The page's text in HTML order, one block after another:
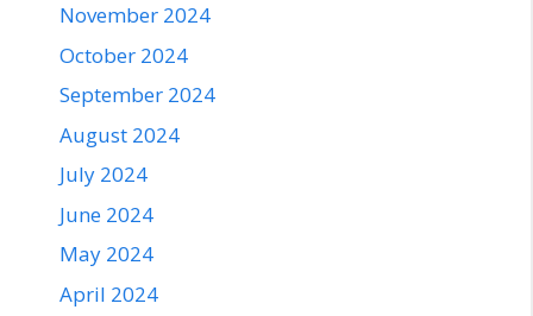
November 2024
October 2024
September 2024
August 2024
July 2024
June 2024
May 2024
April 2024